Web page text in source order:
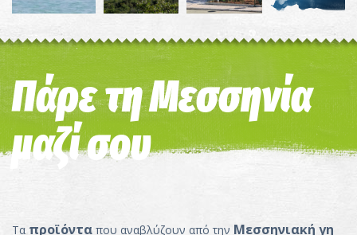
Πάρε τη Μεσσηνία
μαζί σου
Τα προϊόντα που αναβλύζουν από την Μεσσηνιακή γη